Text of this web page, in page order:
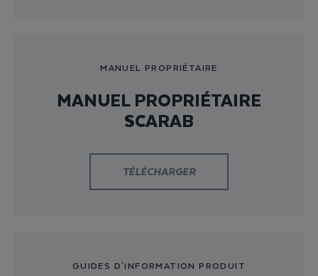
MANUEL PROPRIÉTAIRE
MANUEL PROPRIÉTAIRE
SCARAB
TÉLÉCHARGER
GUIDES D'INFORMATION PRODUIT